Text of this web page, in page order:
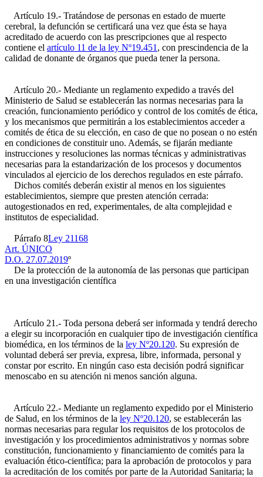
Artículo 19.- Tratándose de personas en estado de muerte
cerebral, la defunción se certificará una vez que ésta se haya
acreditado de acuerdo con las prescripciones que al respecto
contiene el artículo 11 de la ley Nº19.451 , con prescindencia de la
calidad de donante de órganos que pueda tener la persona.
Artículo 20.- Mediante un reglamento expedido a través del
Ministerio de Salud se establecerán las normas necesarias para la
creación, funcionamiento periódico y control de los comités de ética,
y los mecanismos que permitirán a los establecimientos acceder a
comités de ética de su elección, en caso de que no posean o no estén
en condiciones de constituir uno. Además, se fijarán mediante
instrucciones y resoluciones las normas técnicas y administrativas
necesarias para la estandarización de los procesos y documentos
vinculados al ejercicio de los derechos regulados en este párrafo.
Dichos comités deberán existir al menos en los siguientes
establecimientos, siempre que presten atención cerrada:
autogestionados en red, experimentales, de alta complejidad e
institutos de especialidad.
Párrafo 8Ley 21168
Art. ÚNICO
D.O. 27.07.2019º
De la protección de la autonomía de las personas que participan
en una investigación científica
Artículo 21.- Toda persona deberá ser informada y tendrá derecho
a elegir su incorporación en cualquier tipo de investigación científica
biomédica, en los términos de la ley Nº20.120. Su expresión de
voluntad deberá ser previa, expresa, libre, informada, personal y
constar por escrito. En ningún caso esta decisión podrá significar
menoscabo en su atención ni menos sanción alguna.
Artículo 22.- Mediante un reglamento expedido por el Ministerio
de Salud, en los términos de la ley Nº20.120, se establecerán las
normas necesarias para regular los requisitos de los protocolos de
investigación y los procedimientos administrativos y normas sobre
constitución, funcionamiento y financiamiento de comités para la
evaluación ético-científica; para la aprobación de protocolos y para
la acreditación de los comités por parte de la Autoridad Sanitaria; la